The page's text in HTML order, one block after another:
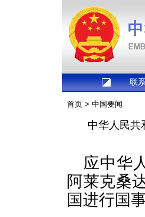
联
首页 > 中国要闻
中华人民共
应中华
阿莱克桑
国进行国